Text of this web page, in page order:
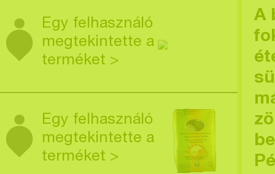
Egy felhasználó
megtekintette a
terméket >
Egy felhasználó
megtekintette a
terméket >
A